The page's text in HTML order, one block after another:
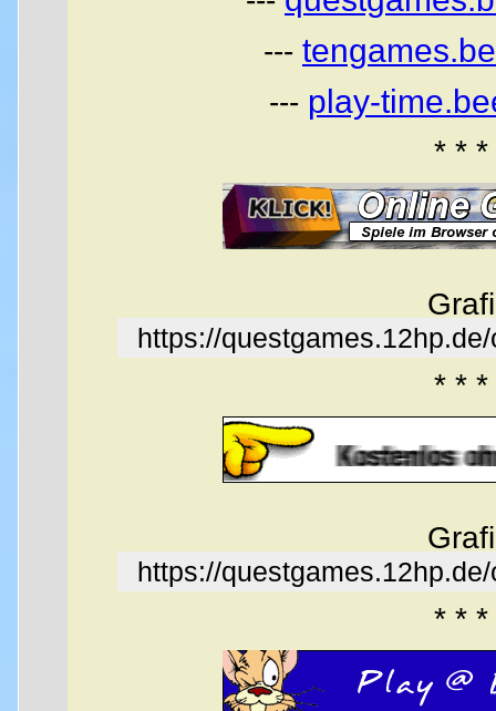
---
--- play-
* * *
https://
* * *
https://
* * *